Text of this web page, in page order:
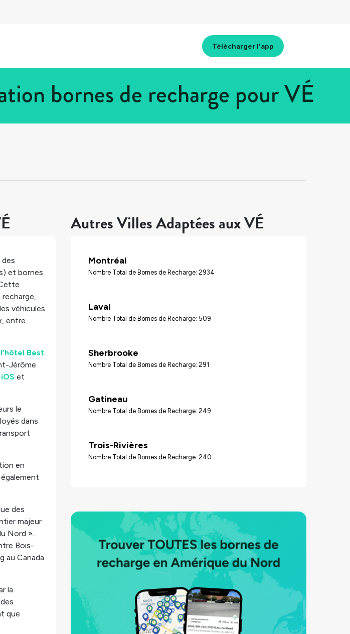
Télécharger l'app
bornes de recharge pour VÉ
et bornes
véhicules
entre
l’hôtel Best
Jérôme
iOS et
le
dans
en
des
majeur
Nord ».
Bois-
au Canada
la
que
Autres Villes Adaptées aux VÉ
Montréal
Nombre Total de Bornes de Recharge: 2934
Laval
Nombre Total de Bornes de Recharge: 509
Sherbrooke
Nombre Total de Bornes de Recharge: 291
Gatineau
Nombre Total de Bornes de Recharge: 249
Trois-Rivières
Nombre Total de Bornes de Recharge: 240